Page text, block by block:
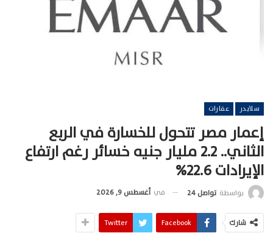
سلايدر عقارات
إعمار مصر تتحول للخسارة في الربع
الثاني.. 2.2 مليار جنيه خسائر رغم ارتفاع
الإيرادات 22.6%
بواسطة تواصل 24 في أغسطس 9, 2026
شارك Facebook
Twitter